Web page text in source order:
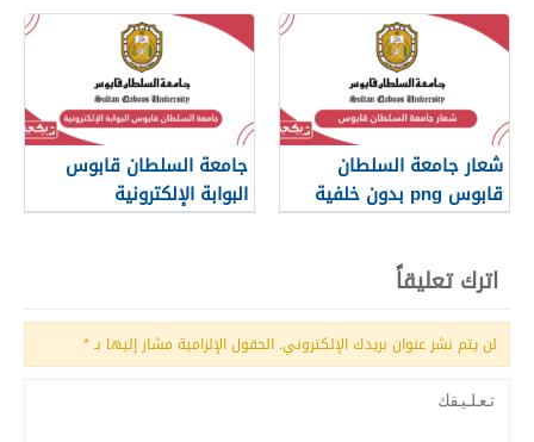
شعار جامعة السلطان
قابوس png بدون خلفية
جامعة السلطان قابوس
البوابة الإلكترونية
اترك تعليقاً
لن يتم نشر عنوان بريدك الإلكتروني. الحقول الإلزامية مشار إليها بـ*